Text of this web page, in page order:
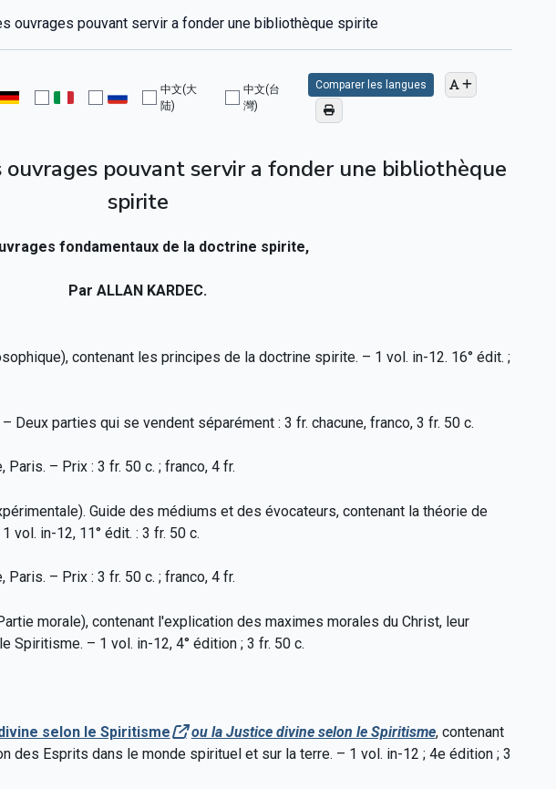
ouvrages pouvant servir a fonder une bibliothèque spirite
中文(大
陆)
中文(台
灣)
Comparer les langues
pouvant servir a fonder une bibliothèque
spirite
fondamentaux de la doctrine spirite,
Par ALLAN KARDEC.
contenant les principes de la doctrine spirite. – 1 vol. in-12. 16° édit. ;
Deux parties qui se vendent séparément : 3 fr. chacune, franco, 3 fr. 50 c.
Paris. – Prix : 3 fr. 50 c. ; franco, 4 fr.
Guide des médiums et des évocateurs, contenant la théorie de
vol. in-12, 11° édit. : 3 fr. 50 c.
Paris. – Prix : 3 fr. 50 c. ; franco, 4 fr.
morale), contenant l'explication des maximes morales du Christ, leur
Spiritisme. – 1 vol. in-12, 4° édition ; 3 fr. 50 c.
selon le Spiritisme ou la Justice divine selon le Spiritisme, contenant
des Esprits dans le monde spirituel et sur la terre. – 1 vol. in-12 ; 4e édition ; 3